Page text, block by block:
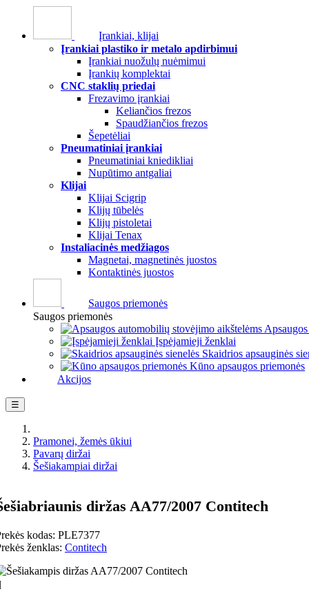
Įrankiai, klijai
Įrankiai plastiko ir metalo apdirbimui
Įrankiai nuožulų nuėmimui
Įrankių komplektai
CNC staklių priedai
Frezavimo įrankiai
Keliančios frezos
Spaudžiančios frezos
Šepetėliai
Pneumatiniai įrankiai
Pneumatiniai kniedikliai
Nupūtimo antgaliai
Klijai
Klijai Scigrip
Klijų tūbelės
Klijų pistoletai
Klijai Tenax
Instaliacinės medžiagos
Magnetai, magnetinės juostos
Kontaktinės juostos
Saugos priemonės
Saugos priemonės
Įspėjamieji ženklai
Skaidrios apsauginės
Kūno apsaugos priemonės
Akcijos
Perjungti
navigaciją
☰
Pramonei, žemės ūkiui
Pavarų diržai
Šešiakampiai diržai
diržas AA77/2007 Contitech
kodas: PLE7377
ženklas: Contitech